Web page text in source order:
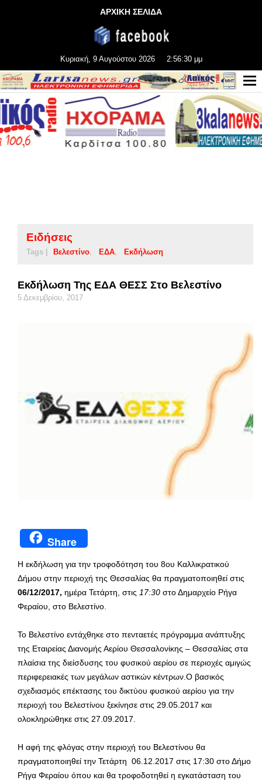
ΑΡΧΙΚΗ ΣΕΛΙΔΑ
Κυριακή, 9 Αυγούστου 2026 2:56:30 μμ
Ειδήσεις
Tags | Βελεστίνο ΕΔΑ Εκδήλωση
Εκδήλωση Της ΕΔΑ ΘΕΣΣ Στο Βελεστίνο
5 Δεκεμβρίου, 2017
Share
Η εκδήλωση για την τροφοδότηση του 8ου Καλλικρατικού
Δήμου στην περιοχή της Θεσσαλίας θα πραγματοποιηθεί στις
06/12/2017, ημέρα Τετάρτη, στις 17:30 στο Δημαρχείο Ρήγα
Φεραίου, στο Βελεστίνο.
Το Βελεστίνο εντάχθηκε στο πενταετές πρόγραμμα ανάπτυξης
της Εταιρείας Διανομής Αερίου Θεσσαλονίκης – Θεσσαλίας στα
πλαίσια της διείσδυσης του φυσικού αερίου σε περιοχές αμιγώς
περιφερειακές των μεγάλων αστικών κέντρων.Ο βασικός
σχεδιασμός επέκτασης του δικτύου φυσικού αερίου για την
περιοχή του Βελεστίνου ξεκίνησε στις 29.05.2017 και
ολοκληρώθηκε στις 27.09.2017.
Η αφή της φλόγας στην περιοχή του Βελεστίνου θα
πραγματοποιηθεί την Τετάρτη 06.12.2017 στις 17:30 στο Δήμο
Ρήγα Φεραίου όπου και θα τροφοδοτηθεί η εγκατάσταση του